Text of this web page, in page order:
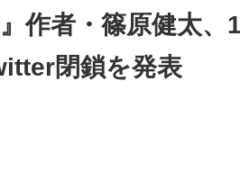
ト エレクトロニクス専門サイト
題
作者・篠原健太
閉鎖を発表